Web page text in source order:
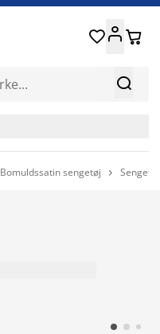

 
Bomuldssatin sengetøj 